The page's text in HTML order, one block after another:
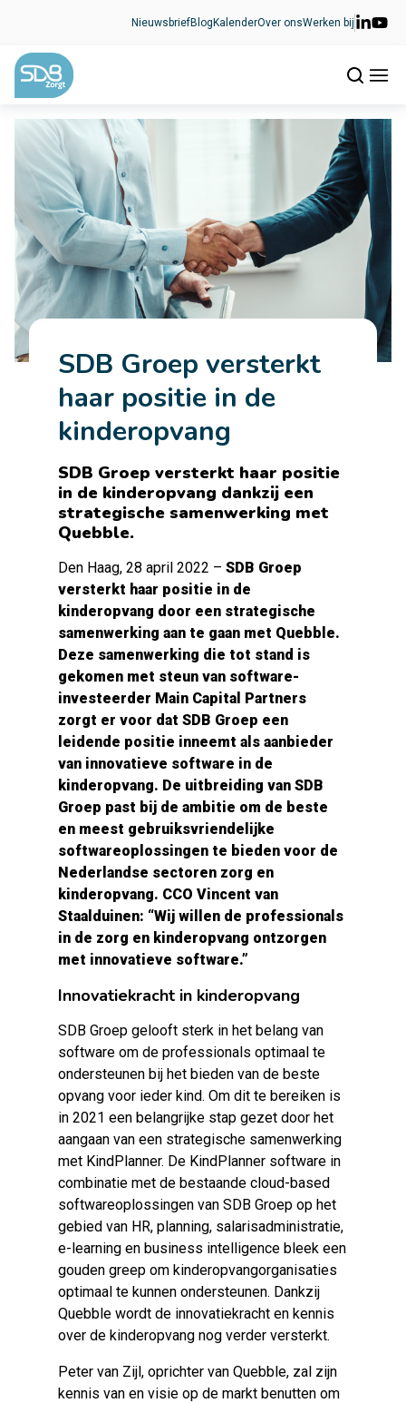
NieuwsbriefBlog KalenderOver onsWerken bij
SDB Groep versterkt
haar positie in de
kinderopvang
SDB Groep versterkt haar positie
in de kinderopvang dankzij een
strategische samenwerking met
Quebble.
Den Haag, 28 april 2022 – SDB Groep
versterkt haar positie in de
kinderopvang door een strategische
samenwerking aan te gaan met Quebble.
Deze samenwerking die tot stand is
gekomen met steun van software-
investeerder Main Capital Partners
zorgt er voor dat SDB Groep een
leidende positie inneemt als aanbieder
van innovatieve software in de
kinderopvang. De uitbreiding van SDB
Groep past bij de ambitie om de beste
en meest gebruiksvriendelijke
softwareoplossingen te bieden voor de
Nederlandse sectoren zorg en
kinderopvang. CCO Vincent van
Staalduinen: “Wij willen de professionals
in de zorg en kinderopvang ontzorgen
met innovatieve software.”
Innovatiekracht in kinderopvang
SDB Groep gelooft sterk in het belang van
software om de professionals optimaal te
ondersteunen bij het bieden van de beste
opvang voor ieder kind. Om dit te bereiken is
in 2021 een belangrijke stap gezet door het
aangaan van een strategische samenwerking
met KindPlanner. De KindPlanner software in
combinatie met de bestaande cloud-based
softwareoplossingen van SDB Groep op het
gebied van HR, planning, salarisadministratie,
e-learning en business intelligence bleek een
gouden greep om kinderopvangorganisaties
optimaal te kunnen ondersteunen. Dankzij
Quebble wordt de innovatiekracht en kennis
over de kinderopvang nog verder versterkt.
Peter van Zijl, oprichter van Quebble, zal zijn
kennis van en visie op de markt benutten om